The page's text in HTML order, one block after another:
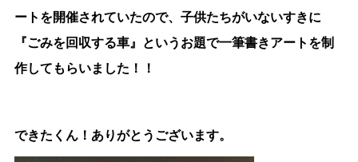
ートを開催されていたので、子供たちがいないすきに
『ごみを回収する車』というお題で一筆書きアートを制
作してもらいました！！
できたくん！ありがとうございます。